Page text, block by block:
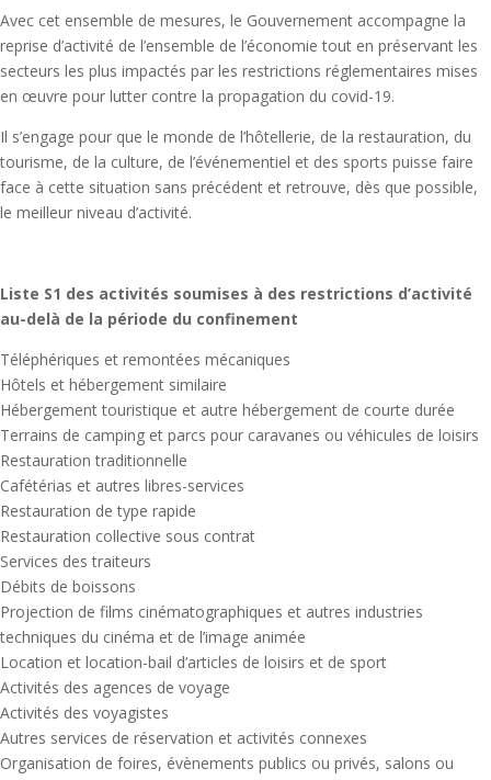
Avec cet ensemble de mesures, le Gouvernement accompagne la
reprise d’activité de l’ensemble de l’économie tout en préservant les
secteurs les plus impactés par les restrictions réglementaires mises
en œuvre pour lutter contre la propagation du covid-19.
Il s’engage pour que le monde de l’hôtellerie, de la restauration, du
tourisme, de la culture, de l’événementiel et des sports puisse faire
face à cette situation sans précédent et retrouve, dès que possible,
le meilleur niveau d’activité.
Liste S1 des activités soumises à des restrictions d’activité
au-delà de la période du confinement
Téléphériques et remontées mécaniques
Hôtels et hébergement similaire
Hébergement touristique et autre hébergement de courte durée
Terrains de camping et parcs pour caravanes ou véhicules de loisirs
Restauration traditionnelle
Cafétérias et autres libres-services
Restauration de type rapide
Restauration collective sous contrat
Services des traiteurs
Débits de boissons
Projection de films cinématographiques et autres industries
techniques du cinéma et de l’image animée
Location et location-bail d’articles de loisirs et de sport
Activités des agences de voyage
Activités des voyagistes
Autres services de réservation et activités connexes
Organisation de foires, évènements publics ou privés, salons ou